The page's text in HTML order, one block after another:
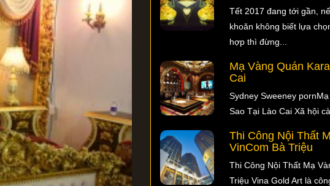
Tết 2017 đang tới gần,
khoăn không biết lựa
hợp thì đừng...
Mạ Vàng Quán
Cai
Sydney Sweeney
Sao Tại Lào Cai Xã hội
Thi Công Nội Thất
VinCom Bà Triệu
Thi Công Nội Thất Mạ
Triệu Vina Gold Art là